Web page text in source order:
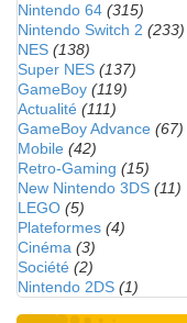
Nintendo 64 (315)
Nintendo Switch 2 (233)
NES (138)
Super NES (137)
GameBoy (119)
Actualité (111)
GameBoy Advance (67)
Mobile (42)
Retro-Gaming (15)
New Nintendo 3DS (11)
LEGO (5)
Plateformes (4)
Cinéma (3)
Société (2)
Nintendo 2DS (1)